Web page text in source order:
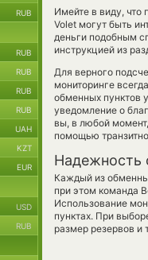
Имейте в виду, что
Volet могут быть
деньги подобным
инструкцией из
Для верного
мониторинге
обменных пунктов
уведомление о
вы, в любой
помощью
Надежность
Каждый из
при этом команда
Использование
пунктах. При
размер резервов и
RUB
RUB
RUB
RUB
RUB
UAH
KZT
EUR
USD
RUB